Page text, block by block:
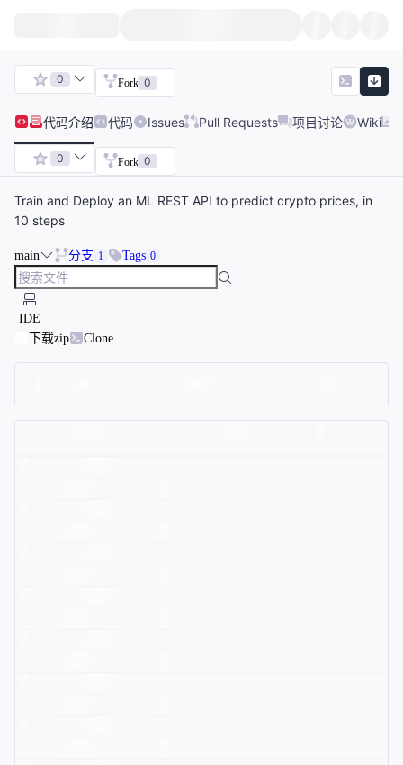
0 Fork 0
代码介绍 代码 Issues Pull Requests 项目讨论 Wiki
0 Fork 0
Train and Deploy an ML REST API to predict crypto prices, in
10 steps
main 分支 1 Tags 0
IDE
下载zip
Clone